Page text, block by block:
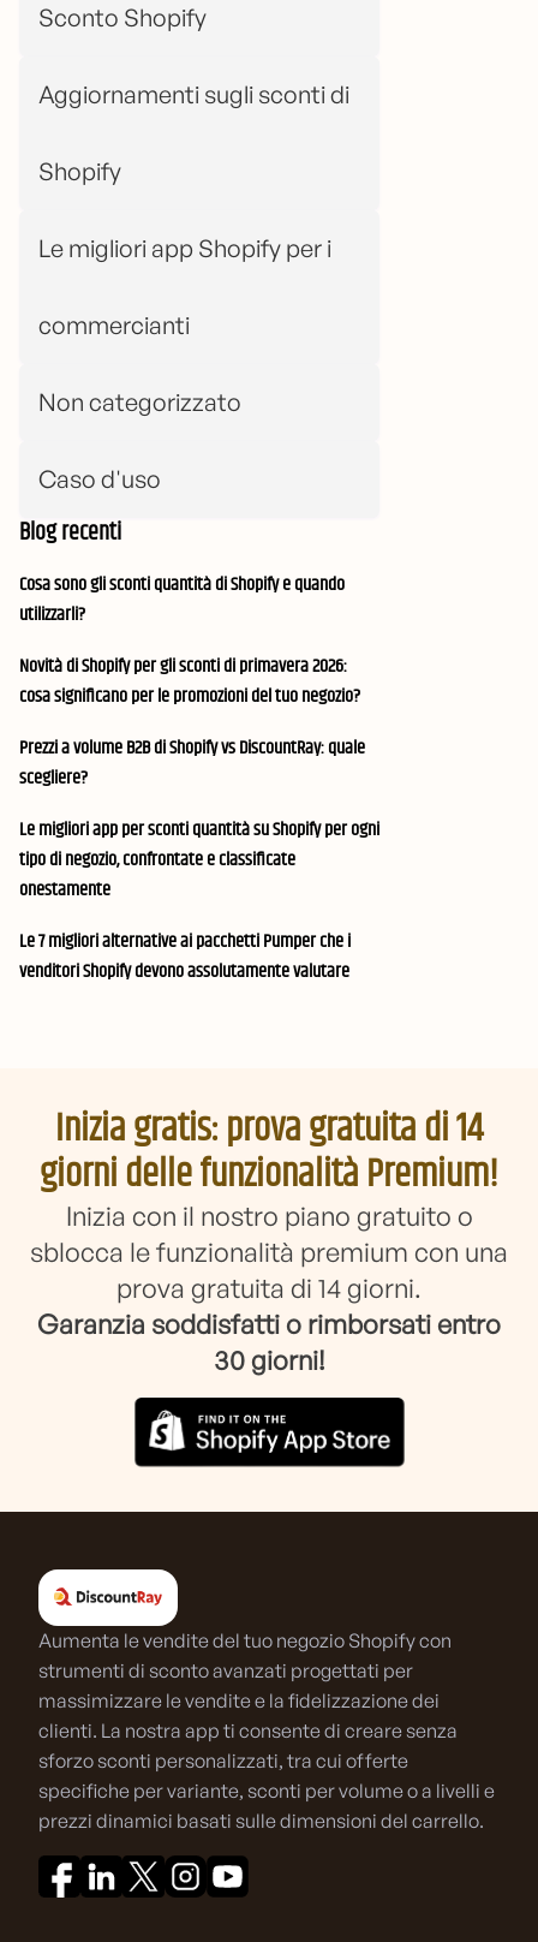
Sconto Shopify
Aggiornamenti sugli sconti di
Shopify
Le migliori app Shopify per i
commercianti
Non categorizzato
Caso d'uso
Blog recenti
Cosa sono gli sconti quantità di Shopify e quando
utilizzarli?
Novità di Shopify per gli sconti di primavera 2026:
cosa significano per le promozioni del tuo negozio?
Prezzi a volume B2B di Shopify vs DiscountRay: quale
scegliere?
Le migliori app per sconti quantità su Shopify per ogni
tipo di negozio, confrontate e classificate
onestamente
Le 7 migliori alternative ai pacchetti Pumper che i
venditori Shopify devono assolutamente valutare
Inizia gratis: prova gratuita di 14
giorni delle funzionalità Premium!
Inizia con il nostro piano gratuito o
sblocca le funzionalità premium con una
prova gratuita di 14 giorni.
Garanzia soddisfatti o rimborsati entro
30 giorni!
Aumenta le vendite del tuo negozio Shopify con
strumenti di sconto avanzati progettati per
massimizzare le vendite e la fidelizzazione dei
clienti. La nostra app ti consente di creare senza
sforzo sconti personalizzati, tra cui offerte
specifiche per variante, sconti per volume o a livelli e
prezzi dinamici basati sulle dimensioni del carrello.